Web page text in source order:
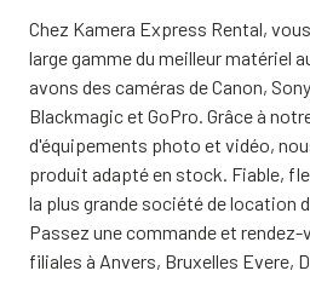
Chez Kamera Express Rental,
large gamme du meilleur matériel
avons des caméras de Canon,
Blackmagic et GoPro. Grâce à
d'équipements photo et vidéo,
produit adapté en stock. Fiable,
la plus grande société de location
Passez une commande et rendez-
filiales à Anvers, Bruxelles Evere,